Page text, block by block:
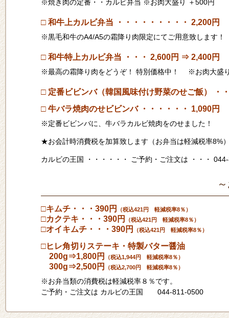
※焼き肉の定番・・カルビ弁当 ※お肉大盛り ＋500円
□ 和牛上カルビ弁当 ・・・・・・・・・ 2,200円
※黒毛和牛のA4/A5の霜降り肉限定にてご用意致します
□ 和牛特上カルビ弁当 ・・・ 2,600円 ⇒ 2,400円
※最高の霜降り肉をどうぞ！ 特別価格中！ ※お肉大盛
□ 定番ビビンバ（韓国風味付け野菜のせご飯） ・
□ 牛バラ焼肉のせビビンバ ・・・・・・ 1,090円
※定番ビビンバに、牛バラカルビ焼肉をのせました！
★お会計時消費税を加算致します（お弁当は軽減税率8%
カルビの王国 ・・・・・・ ご予約・ご注文は ・・・
□キムチ・・・390円 （税込421円 軽減税率8％）
□カクテキ・・・390円 （税込421円 軽減税率8％）
□オイキムチ・・・390円 （税込421円 軽減税率8％）
□ヒレ角切りステーキ・特製バター醤油
200g⇒1,800円
（税込1,944円 軽減税率8％）
300g⇒2,500円 （税込2,700円 軽減税率8％）
※お弁当類の消費税は軽減税率８％です。
ご予約・ご注文は カルビの王国 044-811-0500